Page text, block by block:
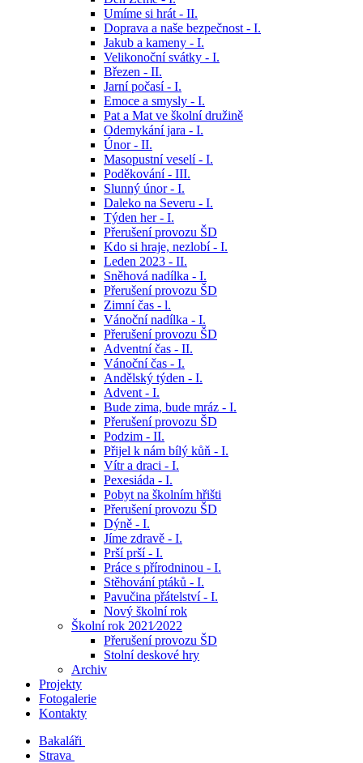
Umíme si hrát - II.
Doprava a naše bezpečnost - I.
Jakub a kameny - I.
Velikonoční svátky - I.
Březen - II.
Jarní počasí - I.
Emoce a smysly - I.
Pat a Mat ve školní družině
Odemykání jara - I.
Únor - II.
Masopustní veselí - I.
Poděkování - III.
Slunný únor - I.
Daleko na Severu - I.
Týden her - I.
Přerušení provozu ŠD
Kdo si hraje, nezlobí - I.
Leden 2023 - II.
Sněhová nadílka - I.
Přerušení provozu ŠD
Zimní čas - l.
Vánoční nadílka - I.
Přerušení provozu ŠD
Adventní čas - II.
Vánoční čas - I.
Andělský týden - I.
Advent - I.
Bude zima, bude mráz - I.
Přerušení provozu ŠD
Podzim - II.
Přijel k nám bílý kůň - I.
Vítr a draci - I.
Pexesiáda - I.
Pobyt na školním hřišti
Přerušení provozu ŠD
Dýně - I.
Jíme zdravě - I.
Prší prší - I.
Práce s přírodninou - I.
Stěhování ptáků - I.
Pavučina přátelství - I.
Nový školní rok
Školní rok 2021⁄2022
Přerušení provozu ŠD
Stolní deskové hry
Archiv
Projekty
Fotogalerie
Kontakty
Bakaláři
Strava